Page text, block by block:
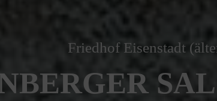
Friedhof Eisenstadt